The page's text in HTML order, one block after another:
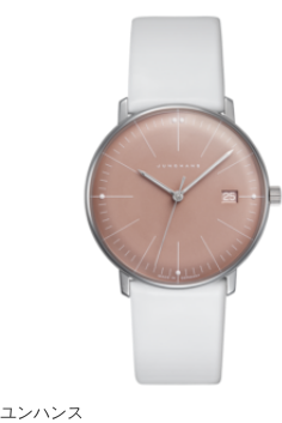
ユンハンス